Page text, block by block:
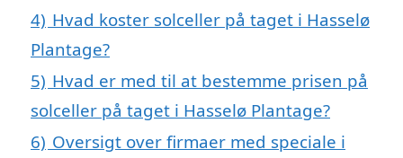
4) Hvad koster solceller på taget i Hasselø
Plantage?
5) Hvad er med til at bestemme prisen på
solceller på taget i Hasselø Plantage?
6) Oversigt over firmaer med speciale i